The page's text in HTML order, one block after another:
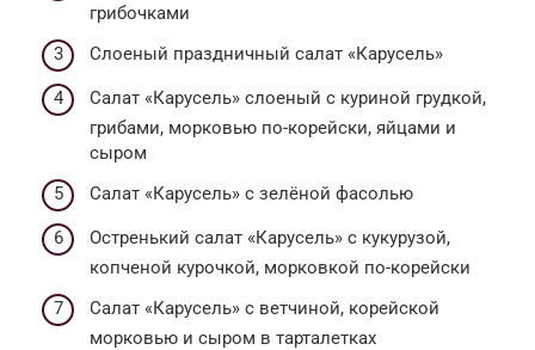
грибочками
Слоеный праздничный салат «Карусель»
Салат «Карусель» слоеный с куриной грудкой,
грибами, морковью по-корейски, яйцами и
сыром
Салат «Карусель» с зелёной фасолью
Остренький салат «Карусель» с кукурузой,
копченой курочкой, морковкой по-корейски
Салат «Карусель» с ветчиной, корейской
морковью и сыром в тарталетках